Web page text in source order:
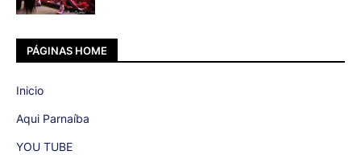
PÁGINAS HOME
Inicio
Aqui Parnaíba
YOU TUBE